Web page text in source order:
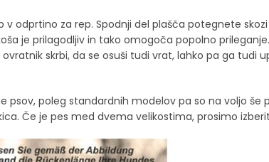
odprtino za rep. Spodnji del plašča potegnete
je prilagodljiv in tako omogoča popolno
skrbi, da se osuši tudi vrat, lahko pa ga tudi
psov, poleg standardnih modelov pa so na voljo še
Če je pes med dvema velikostima, prosimo